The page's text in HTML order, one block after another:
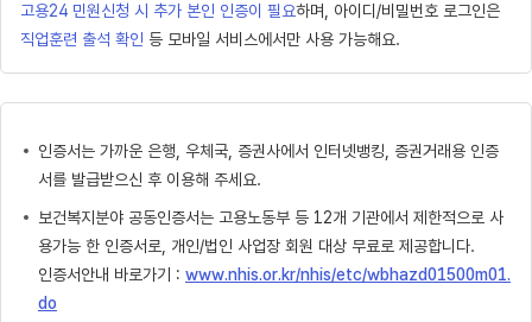
고용24 민원신청 시 추가 본인 인증이 필요하며, 아이디/비밀번호 로그인은
직업훈련 출석 확인 등 모바일 서비스에서만 사용 가능해요.
인증서는 가까운 은행, 우체국, 증권사에서 인터넷뱅킹, 증권거래용 인증
서를 발급받으신 후 이용해 주세요.
보건복지분야 공동인증서는 고용노동부 등 12개 기관에서 제한적으로 사
용가능 한 인증서로, 개인/법인 사업장 회원 대상 무료로 제공합니다.
인증서안내 바로가기 : www.nhis.or.kr/nhis/etc/wbhazd01500m01.
do